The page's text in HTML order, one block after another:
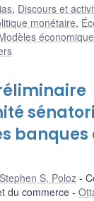
, Discours et
monétaire,
banques
Stephen S. Poloz
du commerce